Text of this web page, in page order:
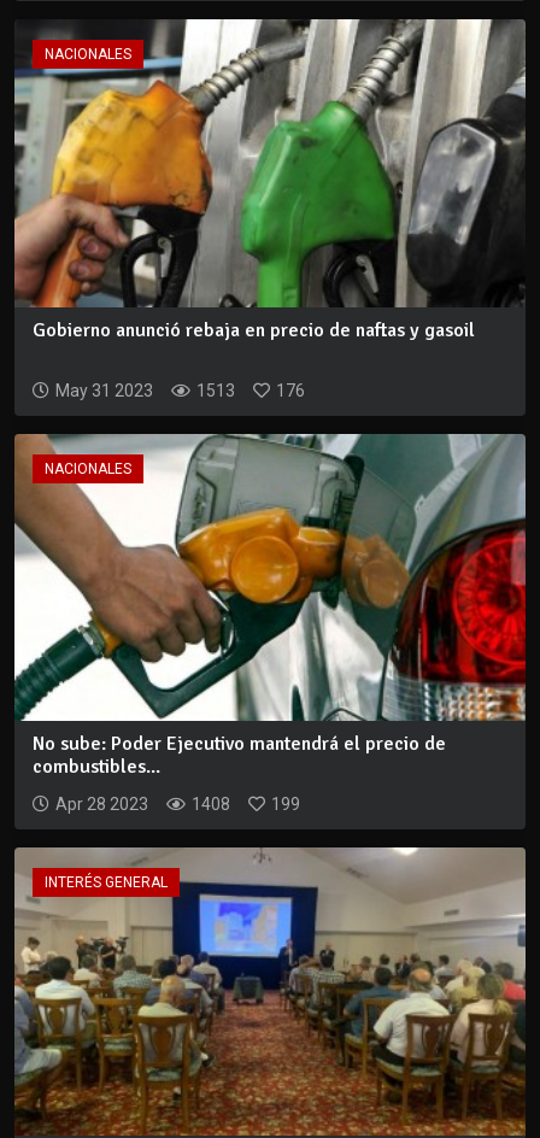
NACIONALES
Gobierno anunció rebaja en precio de naftas y gasoil
May 31 2023 1513 176
NACIONALES
No sube: Poder Ejecutivo mantendrá el precio de
combustibles...
Apr 28 2023 1408 199
INTERÉS GENERAL